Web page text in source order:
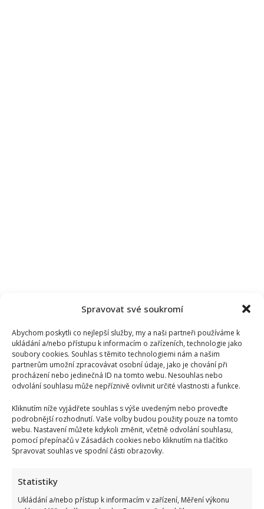
Spravovat své soukromí
Abychom poskytli co nejlepší služby, my a naši partneři používáme k
ukládání a/nebo přístupu k informacím o zařízeních, technologie jako
soubory cookies. Souhlas s těmito technologiemi nám a našim
partnerům umožní zpracovávat osobní údaje, jako je chování při
procházení nebo jedinečná ID na tomto webu. Nesouhlas nebo
odvolání souhlasu může nepříznivě ovlivnit určité vlastnosti a funkce.
Kliknutím níže vyjádřete souhlas s výše uvedeným nebo proveďte
podrobnější rozhodnutí. Vaše volby budou použity pouze na tomto
webu. Nastavení můžete kdykoli změnit, včetně odvolání souhlasu,
pomocí přepínačů v Zásadách cookies nebo kliknutím na tlačítko
Spravovat souhlas ve spodní části obrazovky.
Statistiky
Ukládání a/nebo přístup k informacím v zařízení, Měření výkonu